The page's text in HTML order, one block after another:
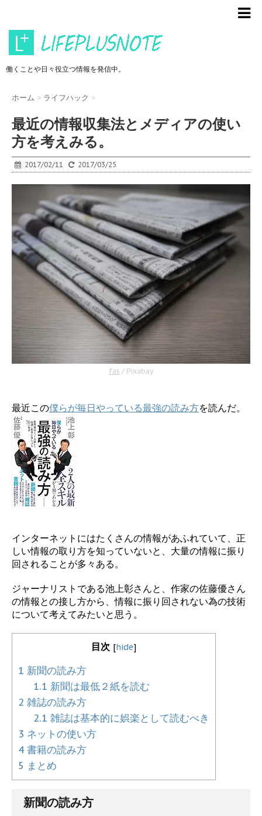
働くことや日々役立つ情報を発信中。
ホーム > ライフハック >
最近の情報収集法とメディアの使い
方を考えみる。
2017/02/11 2017/03/25
fas / Pixabay
最近この僕らが毎日やっている最強の読み方を読んだ。
インターネットにはたくさんの情報があふれていて、正
しい情報の取り方を知っていないと、大量の情報に振り
回されることが多々ある。
ジャーナリストである池上彰さんと、作家の佐藤優さん
の情報との接し方から、情報に振り回されない為の技術
について考えてみたいと思う。
目次 [hide]
1 新聞の読み方
1.1 新聞は最低２紙を読む
2 雑誌の読み方
2.1 雑誌は基本的に娯楽として読むべき
3 ネットの使い方
4 書籍の読み方
5 まとめ
新聞の読み方